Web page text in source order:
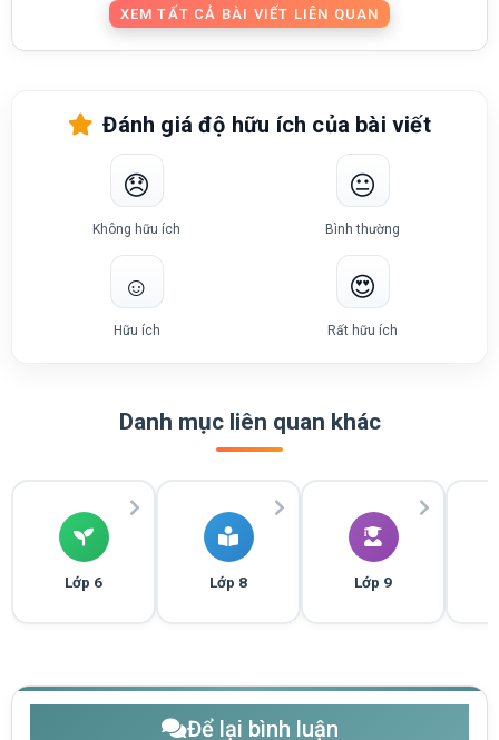
XEM TẤT CẢ BÀI VIẾT LIÊN QUAN
Đánh giá độ hữu ích của bài viết
😞
Không hữu ích
😐
Bình thường
☺️
Hữu ích
😍
Rất hữu ích
Danh mục liên quan khác
Lớp 6 Lớp 8 Lớp 9
Để lại bình luận